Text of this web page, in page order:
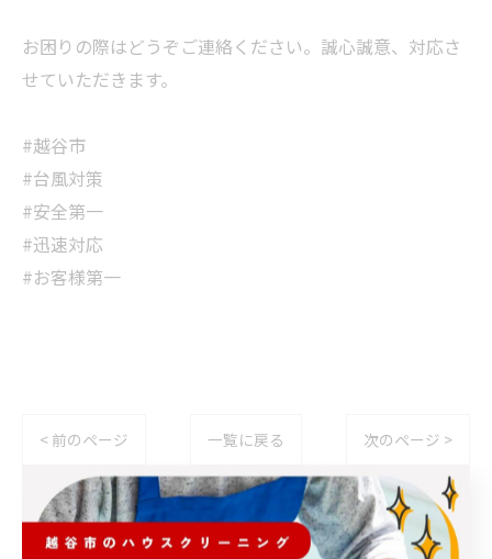
お困りの際はどうぞご連絡ください。誠心誠意、対応さ
せていただきます。
#越谷市
#台風対策
#安全第一
#迅速対応
#お客様第一
< 前のページ 一覧に戻る 次のページ >
関連タグ